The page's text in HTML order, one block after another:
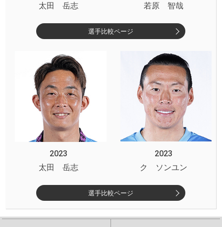
太田 岳志
若原 智哉
選手比較ページ
2023
2023
太田 岳志
ク ソンユン
選手比較ページ